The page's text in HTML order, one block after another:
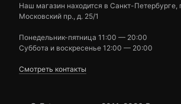
Наш магазин находится в Санкт-Петербурге,
Московский пр., д. 25/1
Понедельник-пятница 11:00 — 20:00
Суббота и воскресенье 12:00 — 20:00
Смотреть контакты